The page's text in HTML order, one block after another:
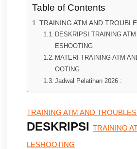
Table of Contents
TRAINING ATM AND
DESKRIPSI TRAINING ATM
ESHOOTING
MATERI TRAINING ATM
OOTING
Jadwal Pelatihan 2026 :
TRAINING ATM AND
DESKRIPSI TRAINING
LESHOOTING